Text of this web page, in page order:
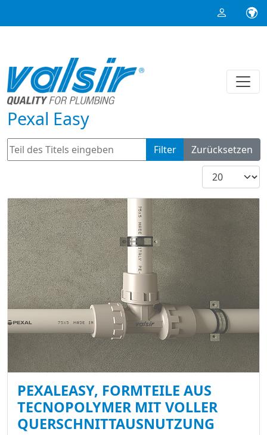
Pexal Easy
Teil des Titels eingeben Filter
Zurücksetzen
Anzeige #
PEXALEASY, FORMTEILE AUS
TECNOPOLYMER MIT VOLLER
QUERSCHNITTAUSNUTZUNG